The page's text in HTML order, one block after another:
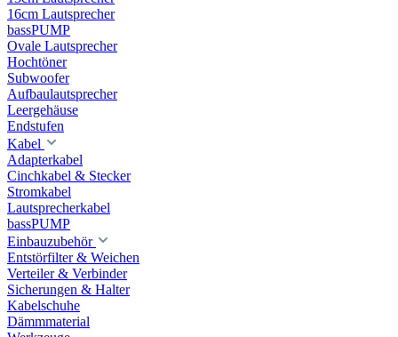
16cm Lautsprecher
bassPUMP
Ovale Lautsprecher
Hochtöner
Subwoofer
Aufbaulautsprecher
Leergehäuse
Endstufen
Kabel
Adapterkabel
Cinchkabel & Stecker
Stromkabel
Lautsprecherkabel
bassPUMP
Einbauzubehör
Entstörfilter & Weichen
Verteiler & Verbinder
Sicherungen & Halter
Kabelschuhe
Dämmmaterial